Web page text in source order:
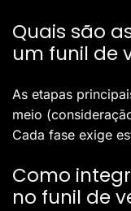
Quais são
um funil de
As etapas
meio
Cada fase exige
Como
no funil de